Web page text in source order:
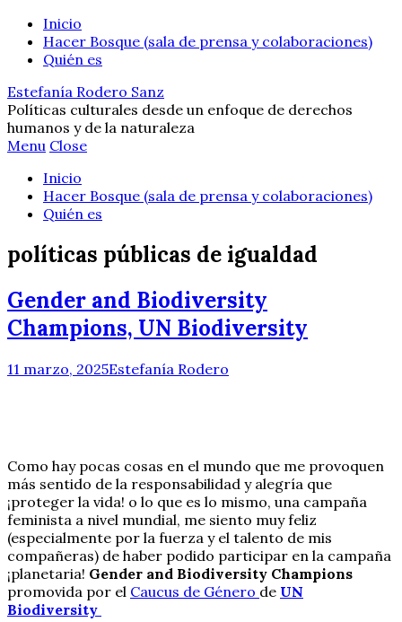
Inicio
Hacer Bosque (sala de prensa y colaboraciones)
Quién es
Estefanía Rodero Sanz
Políticas culturales desde un enfoque de derechos
humanos y de la naturaleza
Menu Close
Inicio
Hacer Bosque (sala de prensa y colaboraciones)
Quién es
políticas públicas de igualdad
Gender and Biodiversity
Champions, UN Biodiversity
11 marzo, 2025Estefanía Rodero
Como hay pocas cosas en el mundo que me provoquen
más sentido de la responsabilidad y alegría que
¡proteger la vida! o lo que es lo mismo, una campaña
feminista a nivel mundial, me siento muy feliz
(especialmente por la fuerza y el talento de mis
compañeras) de haber podido participar en la campaña
¡planetaria! Gender and Biodiversity Champions
promovida por el Caucus de Género de UN
Biodiversity